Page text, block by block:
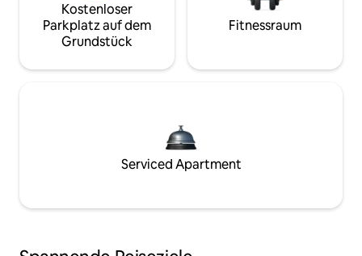
Kostenloser
Parkplatz auf dem
Grundstück
Fitnessraum
Serviced Apartment